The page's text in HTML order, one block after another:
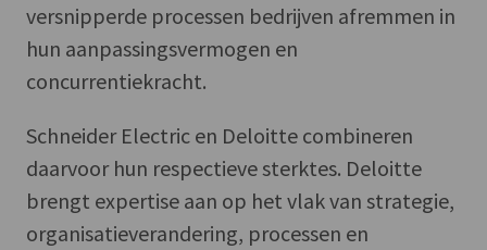
versnipperde processen bedrijven afremmen in
hun aanpassingsvermogen en
concurrentiekracht.
Schneider Electric en Deloitte combineren
daarvoor hun respectieve sterktes. Deloitte
brengt expertise aan op het vlak van strategie,
organisatieverandering, processen en